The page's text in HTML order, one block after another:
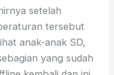
setelah
tersebut
anak-anak SD,
yang sudah